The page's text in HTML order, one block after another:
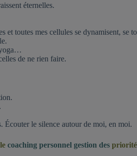
éternelles.
et toutes mes cellules se dynamisent, se
de ne rien faire.
Écouter le silence autour de moi, en moi.
coaching personnel gestion des